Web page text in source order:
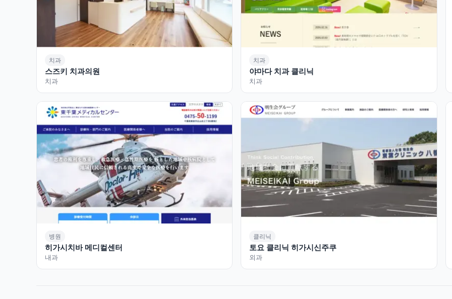
치과
스즈키 치과의원
치과
치과
야마다 치과 클리닉
치과
병원
히가시치바 메디컬센터
내과
클리닉
토요 클리닉 히가시신주쿠
외과